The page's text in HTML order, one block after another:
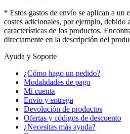
* Estos gastos de envío se aplican a un
costes adicionales, por ejemplo, debido
características de los productos.
directamente en la descripción del
Ayuda y Soporte
¿Cómo hago un pedido?
Modalidades de pago
Mi cuenta
Envío y entrega
Devolución de productos
Ofertas y códigos de descuento
¿Necesitas más ayuda?